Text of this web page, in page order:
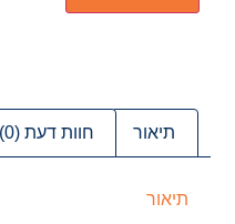
תיאור חוות דעת (0)
תיאור